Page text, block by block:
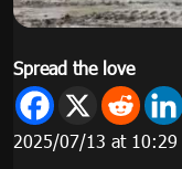
Spread the love
2025/07/13 at